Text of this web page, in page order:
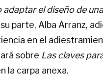
adaptar el diseño de
parte, Alba Arranz,
en el
sobre Las claves
la carpa anexa.